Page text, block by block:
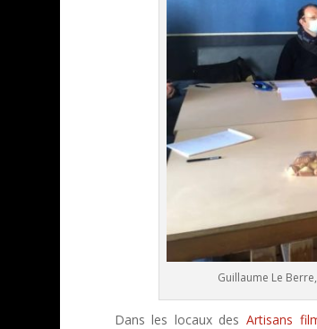
Guillaume Le
Dans les locaux desArtisans